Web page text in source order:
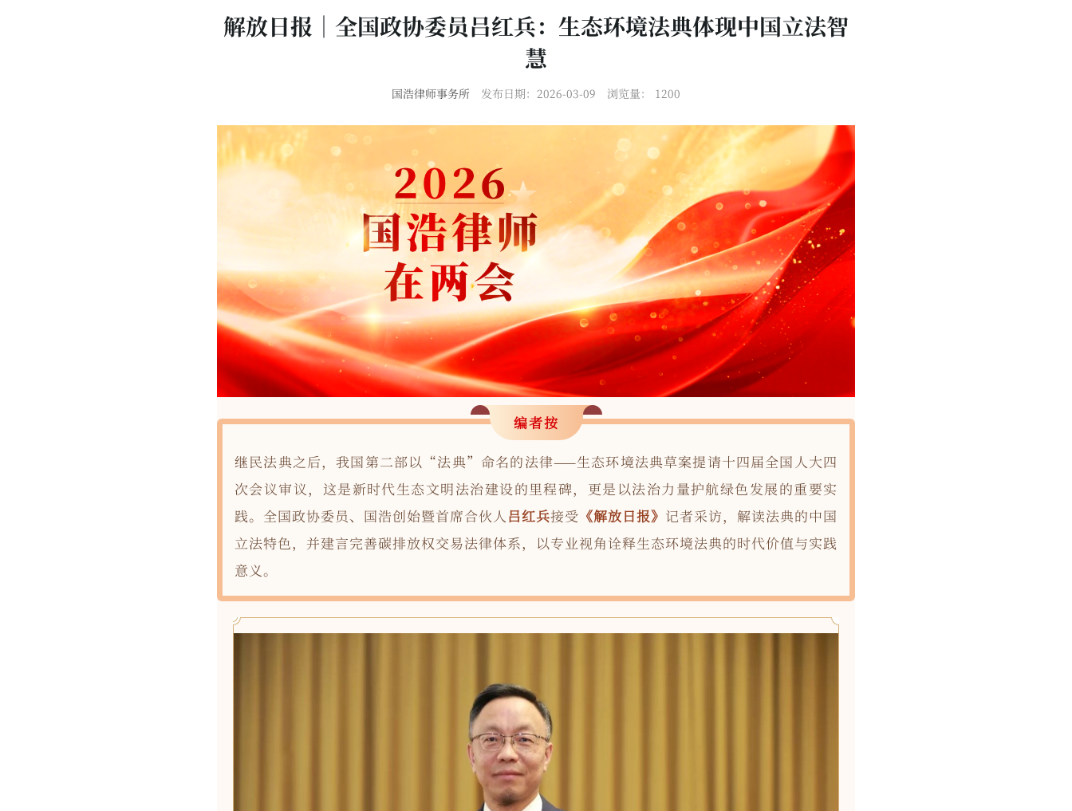
解放日报｜全国政协委员吕红兵：生态环境法典体现中国立法智
慧
国浩律师事务所 发布日期：2026-03-09 浏览量： 1200
编者按
继民法典之后，我国第二部以“法典”命名的法律——生态环境法典草案提请十四届全国人大四
次会议审议，这是新时代生态文明法治建设的里程碑，更是以法治力量护航绿色发展的重要实
践。全国政协委员、国浩创始暨首席合伙人 吕红兵接受 《解放日报》 记者采访，解读法典的中国
立法特色，并建言完善碳排放权交易法律体系，以专业视角诠释生态环境法典的时代价值与实践
意义。